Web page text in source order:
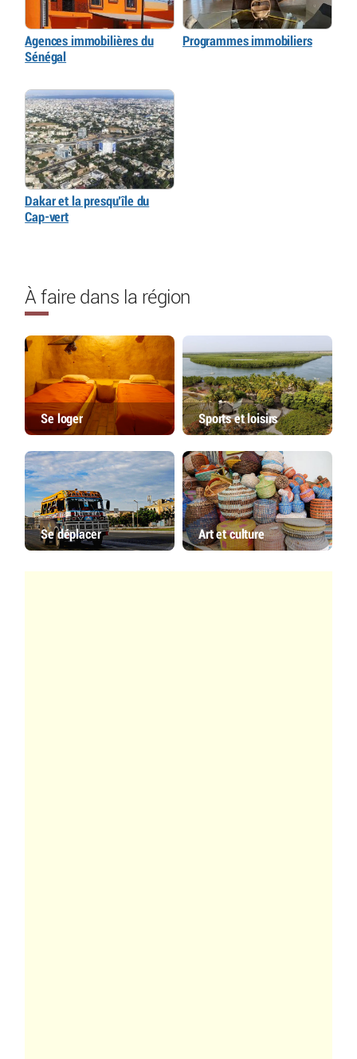
Agences immobilières du
Sénégal
Programmes immobiliers
Dakar et la presqu’île du
Cap-vert
À faire dans la région
Se loger Sports et loisirs
Se déplacer Art et culture